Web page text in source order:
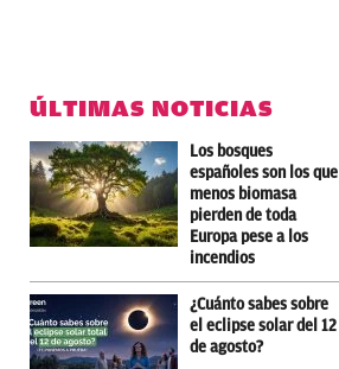
ÚLTIMAS NOTICIAS
Los bosques
españoles son los que
menos biomasa
pierden de toda
Europa pese a los
incendios
¿Cuánto sabes sobre
el eclipse solar del 12
de agosto?